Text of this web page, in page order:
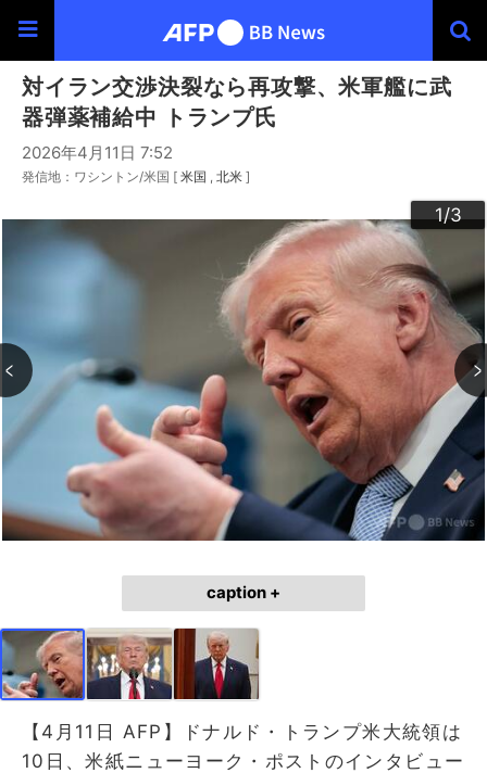
対イラン交渉決裂なら再攻撃、米軍艦に武
器弾薬補給中 トランプ氏
2026年4月11日 7:52
発信地：ワシントン/米国 [ 米国 北米 ]
1/3
2/3
3/3
caption +
【4月11日 AFP】ドナルド・トランプ米大統領は
10日、米紙ニューヨーク・ポストのインタビュー